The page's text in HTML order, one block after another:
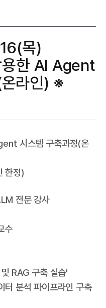
목)
한 AI Agent
라인) ※
시스템 구축과정(온
한정)
전문 강사
수
RAG 구축 실습'
터 분석 파이프라인 구축